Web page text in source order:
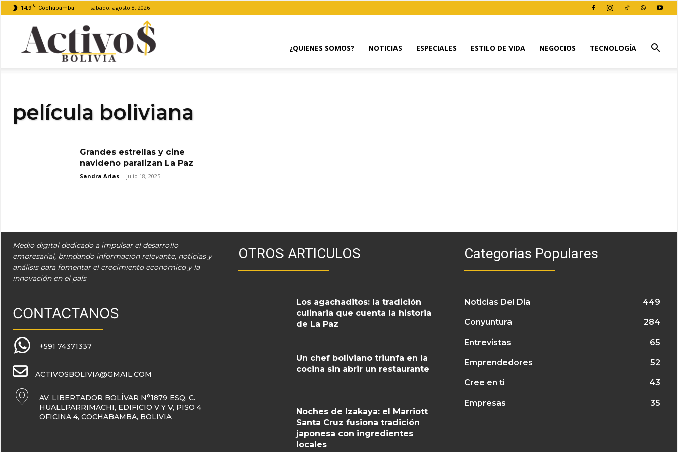
14.9 C Cochabamba sábado, agosto 8, 2026
¿QUIENES SOMOS? NOTICIAS ESPECIALES ESTILO DE VIDA NEGOCIOS TECNOLOGÍA
película boliviana
Grandes estrellas y cine
navideño paralizan La Paz
Sandra Arias - julio 18, 2025
Medio digital dedicado a impulsar el desarrollo
empresarial, brindando información relevante, noticias y
análisis para fomentar el crecimiento económico y la
innovación en el país
CONTACTANOS
+591 74371337
ACTIVOSBOLIVIA@GMAIL.COM
AV. LIBERTADOR BOLÍVAR N°1879 ESQ. C.
HUALLPARRIMACHI, EDIFICIO V Y V, PISO 4
OFICINA 4, COCHABAMBA, BOLIVIA
OTROS ARTICULOS
Los agachaditos: la tradición
culinaria que cuenta la historia
de La Paz
Un chef boliviano triunfa en la
cocina sin abrir un restaurante
Noches de Izakaya: el Marriott
Santa Cruz fusiona tradición
japonesa con ingredientes
locales
Categorias Populares
Noticias Del Dia 449
Conyuntura 284
Entrevistas 65
Emprendedores 52
Cree en ti 43
Empresas 35